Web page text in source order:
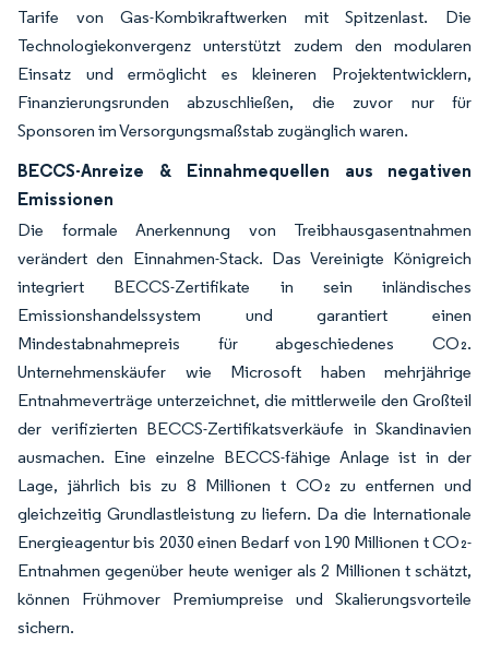
Tarife von Gas-Kombikraftwerken mit Spitzenlast. Die
Technologiekonvergenz unterstützt zudem den modularen
Einsatz und ermöglicht es kleineren Projektentwicklern,
Finanzierungsrunden abzuschließen, die zuvor nur für
Sponsoren im Versorgungsmaßstab zugänglich waren.
BECCS-Anreize & Einnahmequellen aus negativen
Emissionen
Die formale Anerkennung von Treibhausgasentnahmen
verändert den Einnahmen-Stack. Das Vereinigte Königreich
integriert BECCS-Zertifikate in sein inländisches
Emissionshandelssystem und garantiert einen
Mindestabnahmepreis für abgeschiedenes CO₂.
Unternehmenskäufer wie Microsoft haben mehrjährige
Entnahmeverträge unterzeichnet, die mittlerweile den Großteil
der verifizierten BECCS-Zertifikatsverkäufe in Skandinavien
ausmachen. Eine einzelne BECCS-fähige Anlage ist in der
Lage, jährlich bis zu 8 Millionen t CO₂ zu entfernen und
gleichzeitig Grundlastleistung zu liefern. Da die Internationale
Energieagentur bis 2030 einen Bedarf von 190 Millionen t CO₂-
Entnahmen gegenüber heute weniger als 2 Millionen t schätzt,
können Frühmover Premiumpreise und Skalierungsvorteile
sichern.